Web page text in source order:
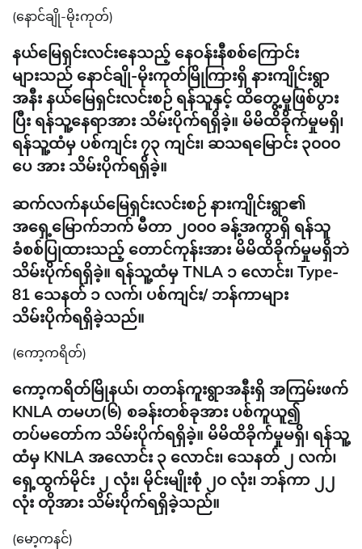
(နောင်ချို-မိုးကုတ်)
နယ်မြေရှင်းလင်းနေသည့် နေဝန်းနီစစ်ကြောင်း
များသည် နောင်ချို-မိုးကုတ်မြိုကြားရှိ နားကျိုင်းရွာ
အနီး နယ်မြေရှင်းလင်းစဉ် ရန်သူနှင့် ထိတွေ့မှုဖြစ်ပွား
ပြီး ရန်သူ့နေရာအား သိမ်းပိုက်ရရှိခဲ့။ မိမိထိခိုက်မှုမရှိ၊
ရန်သူ့ထံမှ ပစ်ကျင်း ၇၃ ကျင်း၊ ဆသရမြောင်း ၃၀၀၀
ပေ အား သိမ်းပိုက်ရရှိခဲ့။
ဆက်လက်နယ်မြေရှင်းလင်းစဉ် နားကျိုင်းရွာ၏
အရှေ့မြောက်ဘက် မီတာ ၂၀၀၀ ခန့်အကွာရှိ ရန်သူ
ခံစစ်ပြုထားသည့် တောင်ကုန်းအား မိမိထိခိုက်မှုမရှိဘဲ
သိမ်းပိုက်ရရှိခဲ့။ ရန်သူ့ထံမှ TNLA ၁ လောင်း၊ Type-
81 သေနတ် ၁ လက်၊ ပစ်ကျင်း/ ဘန်ကာများ
သိမ်းပိုက်ရရှိခဲ့သည်။
(ကော့ကရိတ်)
ကော့ကရိတ်မြိုနယ်၊ တတန်ကူးရွာအနီးရှိ အကြမ်းဖက်
KNLA တမဟ(၆) စခန်းတစ်ခုအား ပစ်ကူယူ၍
တပ်မတော်က သိမ်းပိုက်ရရှိခဲ့။ မိမိထိခိုက်မှုမရှိ၊ ရန်သူ့
ထံမှ KNLA အလောင်း ၃ လောင်း၊ သေနတ် ၂ လက်၊
ရှေ့ထွက်မိုင်း ၂ လုံး၊ မိုင်းမျိုးစုံ ၂၀ လုံး၊ ဘန်ကာ ၂၂
လုံး တိုအား သိမ်းပိုက်ရရှိခဲ့သည်။
(မော့ကနင်)